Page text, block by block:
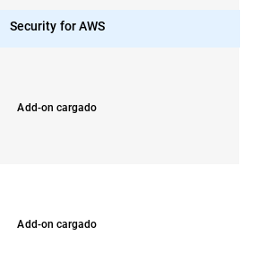
Security for AWS
Add-on cargado
Add-on cargado